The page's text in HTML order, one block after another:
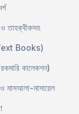
ও তাহক্বীকসহ
Books)
কালেকশন)
ও মাসআলা-মাসায়েল